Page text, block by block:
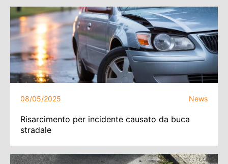
08/05/2025 News
Risarcimento per incidente causato da buca
stradale